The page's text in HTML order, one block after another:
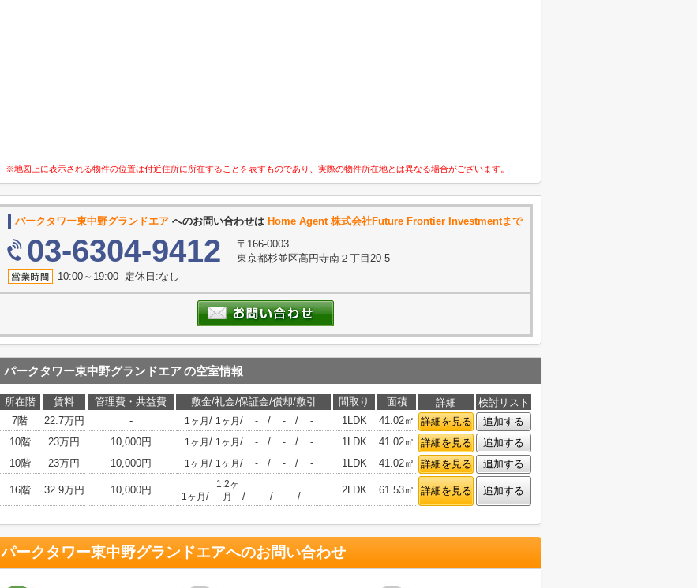
※地図上に表示される物件の位置は付近住所に所在することを表すものであり、実際の物件所在地とは異なる場合がございます。
パークタワー東中野グランドエア へのお問い合わせは Home Agent 株式会社Future Frontier Investmentまで
03-6304-9412
〒166-0003
東京都杉並区高円寺南２丁目20-5
10:00～19:00 定休日:なし
パークタワー東中野グランドエアの空室情報
所在階 賃料 管理費・共益費 敷金/礼金/保証金/償却/敷引 間取り 面積 詳細
検討リスト
7階
22.7万円 - 1ヶ月 / 1ヶ月 / - / - / - 1LDK 41.02㎡ 詳細を見る
追加する
10階
23万円 10,000円 1ヶ月 / 1ヶ月 / - / - / - 1LDK 41.02㎡ 詳細を見る
追加する
10階
23万円 10,000円 1ヶ月 / 1ヶ月 / - / - / - 1LDK 41.02㎡ 詳細を見る 追加する
16階 32.9万円 10,000円
1ヶ月 /
1.2ヶ
月
/ - / - / -
2LDK 61.53㎡ 詳細を見る 追加する
パークタワー東中野グランドエアへのお問い合わせ